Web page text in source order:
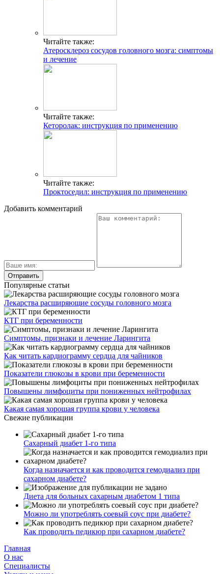
Читайте также:
Атеросклероз сосудов головного мозга: симптомы
и лечение
Читайте также:
Кеторолак: инструкция по применению
Читайте также:
Проктоседил: инструкция по применению
Добавить комментарий
Популярные статьи
Лекарства расширяющие сосуды головного мозга
КТГ при беременности
Симптомы, признаки и лечение Ларингита
Как читать кардиограмму сердца для чайников
Показатели глюкозы в крови при беременности
Повышены лимфоциты при пониженных нейтрофилах
Какая самая хорошая группа крови у человека
Свежие публикации
Сахарный диабет 1-го типа
Когда назначается и как проводится гемодиализ при
сахарном диабете?
Диета для больных сахарным диабетом 1 типа
Можно ли употреблять соевый соус при диабете?
Как проводить педикюр при сахарном диабете?
Главная
О нас
Cпециалисты